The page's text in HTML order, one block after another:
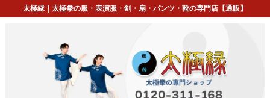
太極縁｜太極拳の服・表演服・剣・扇・パンツ・靴の専門店【通販】